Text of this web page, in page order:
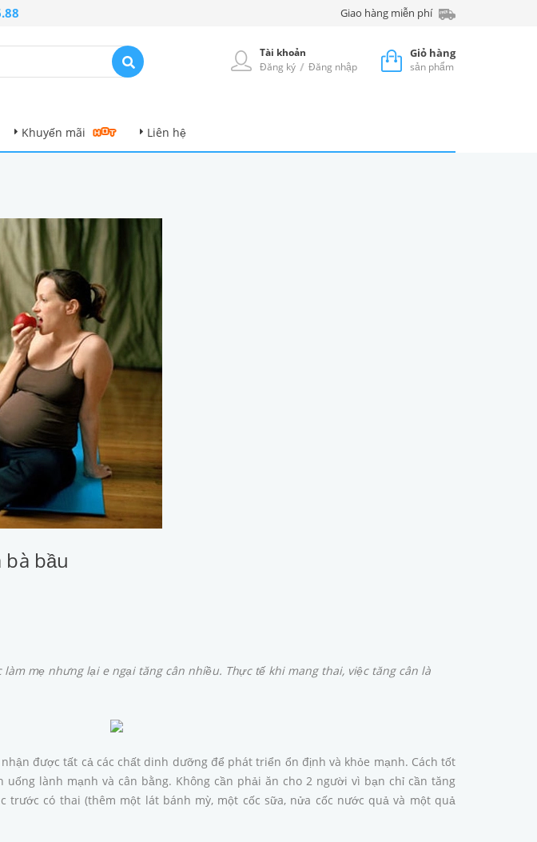
Giao hàng miễn phí
Tài khoản
Đăng ký / Đăng nhập
Giỏ hàng
sản phẩm
Khuyến mãi Liên hệ
bầu
làm mẹ nhưng lại e ngại tăng cân nhiều. Thực tế khi mang thai, việc tăng cân là
được tất cả các chất dinh dưỡng để phát triển ổn định và khỏe mạnh. Cách tốt
lành mạnh và cân bằng. Không cần phải ăn cho 2 người vì bạn chỉ cần tăng
trước có thai (thêm một lát bánh mỳ, một cốc sữa, nửa cốc nước quả và một quả